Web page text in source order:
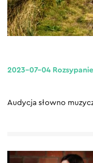
2023-07-04
Audycja słowno